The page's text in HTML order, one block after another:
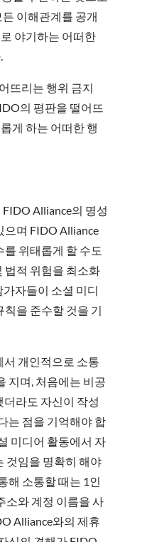
이해관계를 공개
야기하는 어떠한
뜨리는 행위 금지
의 평판을 떨어뜨
게 하는 어떠한 행
Alliance의 명성
으며 FIDO Alliance
를 위태롭게 할 수도
법적 위험을 최소화
자들이 소셜 미디
칙을 준수할 것을 기
개인적으로 소통
지며, 처음에는 비공
라도 자신이 작성
는 점을 기억해야 합
미디어 활동에서 자
것임을 명확히 해야
해 소통할 때는 1인
소와 계정 이름을 사
Alliance와의 제휴